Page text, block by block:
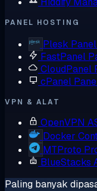
PANEL HOSTING
Plesk
FastPanel
CloudPanel
cPanel
VPN & ALAT
OpenVPN
Docker
MTProto
BlueStacks
Paling banyak